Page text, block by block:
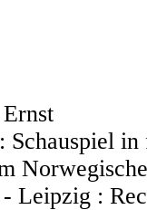
Schauspiel
Leipzig :